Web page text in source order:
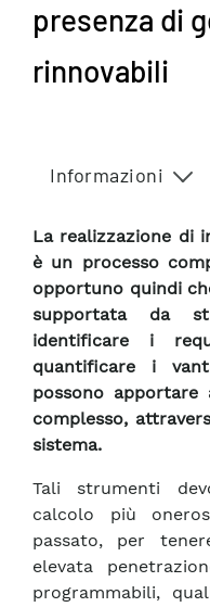
presenza di
rinnovabili
Informazioni
La realizzazione di
è un processo
opportuno quindi
supportata da
identificare i
quantificare i
possono
complesso,
sistema.
Tali strumenti
calcolo più
passato, per
elevata
programmabili,